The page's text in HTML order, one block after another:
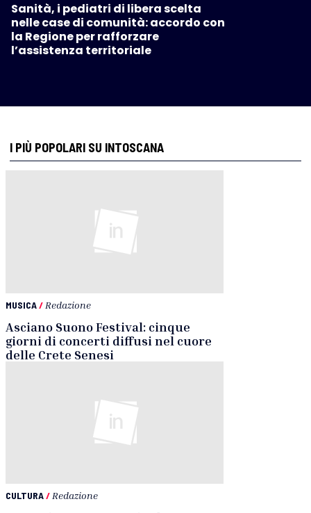
Sanità, i pediatri di libera scelta
nelle case di comunità: accordo con
la Regione per rafforzare
l’assistenza territoriale
I PIÙ POPOLARI SU INTOSCANA
MUSICA/ Redazione
Asciano Suono Festival: cinque
giorni di concerti diffusi nel cuore
delle Crete Senesi
CULTURA/ Redazione